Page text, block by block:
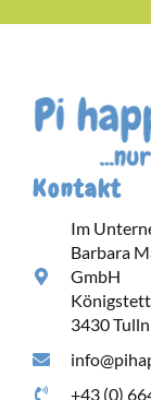
Kontakt
Im
Barbara
GmbH
3430
+43 (0)